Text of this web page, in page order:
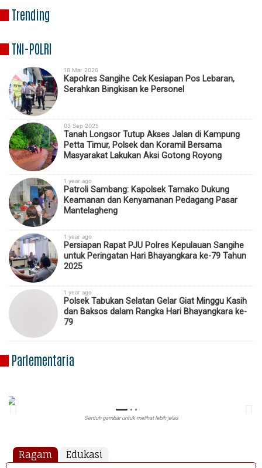
Trending
TNI-POLRI
18 Mar 2026
Kapolres Sangihe Cek Kesiapan Pos Lebaran,
Serahkan Bingkisan ke Personel
03 Sep 2025
Tanah Longsor Tutup Akses Jalan di Kampung
Petta Timur, Polsek dan Koramil Bersama
Masyarakat Lakukan Aksi Gotong Royong
1 year ago
Patroli Sambang: Kapolsek Tamako Dukung
Keamanan dan Kenyamanan Pedagang Pasar
Mantelagheng
1 year ago
Persiapan Rapat PJU Polres Kepulauan Sangihe
untuk Peringatan Hari Bhayangkara ke-79 Tahun
2025
1 year ago
Polsek Tabukan Selatan Gelar Giat Minggu Kasih
dan Baksos dalam Rangka Hari Bhayangkara ke-
79
Parlementaria
Sentuh gambar untuk melihat lebih jelas
Ragam Edukasi